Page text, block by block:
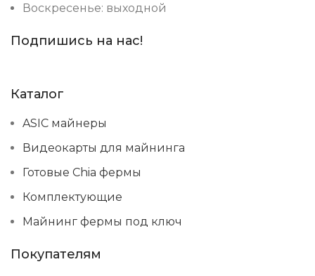
Воскресенье: выходной
Подпишись на нас!
Каталог
ASIC майнеры
Видеокарты для майнинга
Готовые Chia фермы
Комплектующие
Майнинг фермы под ключ
Покупателям